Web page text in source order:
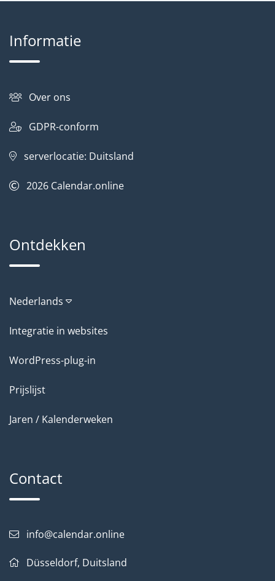
Informatie
Over ons
GDPR-conform
serverlocatie: Duitsland
2026 Calendar.online
Ontdekken
Nederlands
Integratie in websites
WordPress-plug-in
Prijslijst
Jaren / Kalenderweken
Contact
info@calendar.online
Düsseldorf, Duitsland